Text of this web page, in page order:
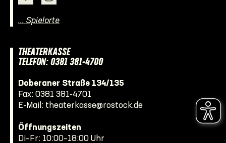
… Spielorte
THEATERKASSE
TELEFON: 0381 381-4700
Doberaner Straße 134/135
Fax: 0381 381-4701
E-Mail: theaterkasse@rostock.de
Öffnungszeiten
Di–Fr: 10:00–18:00 Uhr